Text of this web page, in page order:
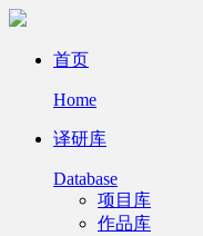
首页
Home
译研库
Database
项目库
作品库